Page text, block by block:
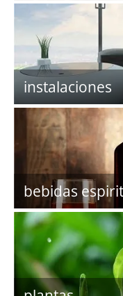
instalaciones
bebidas